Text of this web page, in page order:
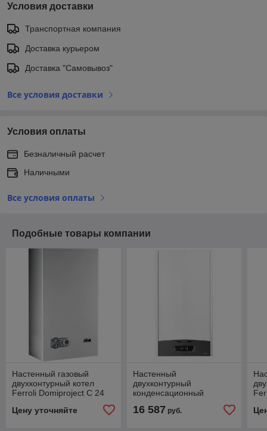
Условия доставки
Транспортная компания
Доставка курьером
Доставка "Самовывоз"
Все условия доставки
Условия оплаты
Безналичный расчет
Наличными
Все условия оплаты
Подобные товары компании
Настенный газовый
двухконтурный котел
Ferroli Domiproject С 24
Цену уточняйте
Настенный
двухконтурный
конденсационный
CLAS ONE 30 RDC
16 587 руб.